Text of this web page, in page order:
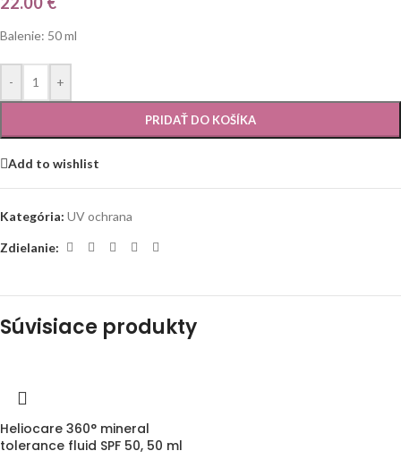
Balenie: 50 ml
- +
PRIDAŤ DO KOŠÍKA
Add to wishlist
Kategória: UV ochrana
Zdielanie:
Súvisiace produkty
Heliocare 360° mineral
tolerance fluid SPF 50, 50 ml